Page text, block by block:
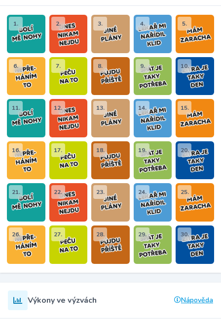
1. 2. 3. 4. 5.
6. 7. 8. 9. 10.
11. 12. 13. 14. 15.
16. 17. 18. 19. 20.
21. 22. 23. 24. 25.
26. 27. 28. 29. 30.
Výkony ve výzvách Nápověda